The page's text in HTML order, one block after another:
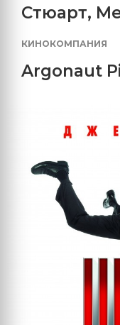
Стюарт,
КИНОКОМПАНИЯ
Argonaut